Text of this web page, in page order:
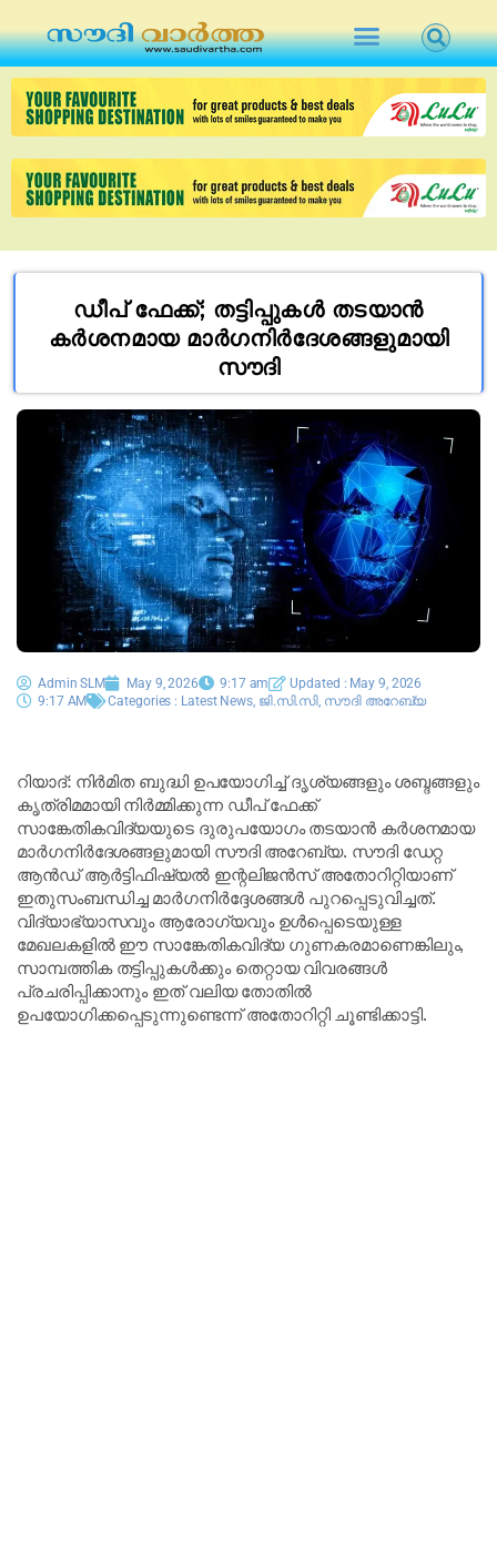
ഡീപ് ഫേക്ക്; തട്ടിപ്പുകൾ തടയാൻ
കർശനമായ മാർഗനിർദേശങ്ങളുമായി
സൗദി
Admin SLM May 9, 2026 9:17 am
Updated : May 9, 2026
9:17 AM
Categories : Latest News, ജി.സി.സി സൗദി അറേബ്യ
റിയാദ്: നിർമിത ബുദ്ധി ഉപയോഗിച്ച് ദൃശ്യങ്ങളും ശബ്ദങ്ങളും
കൃത്രിമമായി നിർമ്മിക്കുന്ന ഡീപ് ഫേക്ക്
സാങ്കേതികവിദ്യയുടെ ദുരുപയോഗം തടയാൻ കർശനമായ
മാർഗനിർദേശങ്ങളുമായി സൗദി അറേബ്യ. സൗദി ഡേറ്റ
ആൻഡ് ആർട്ടിഫിഷ്യൽ ഇന്റലിജൻസ് അതോറിറ്റിയാണ്
ഇതുസംബന്ധിച്ച മാർഗനിർദ്ദേശങ്ങൾ പുറപ്പെടുവിച്ചത്.
വിദ്യാഭ്യാസവും ആരോഗ്യവും ഉൾപ്പെടെയുള്ള
മേഖലകളിൽ ഈ സാങ്കേതികവിദ്യ ഗുണകരമാണെങ്കിലും,
സാമ്പത്തിക തട്ടിപ്പുകൾക്കും തെറ്റായ വിവരങ്ങൾ
പ്രചരിപ്പിക്കാനും ഇത് വലിയ തോതിൽ
ഉപയോഗിക്കപ്പെടുന്നുണ്ടെന്ന് അതോറിറ്റി ചൂണ്ടിക്കാട്ടി.